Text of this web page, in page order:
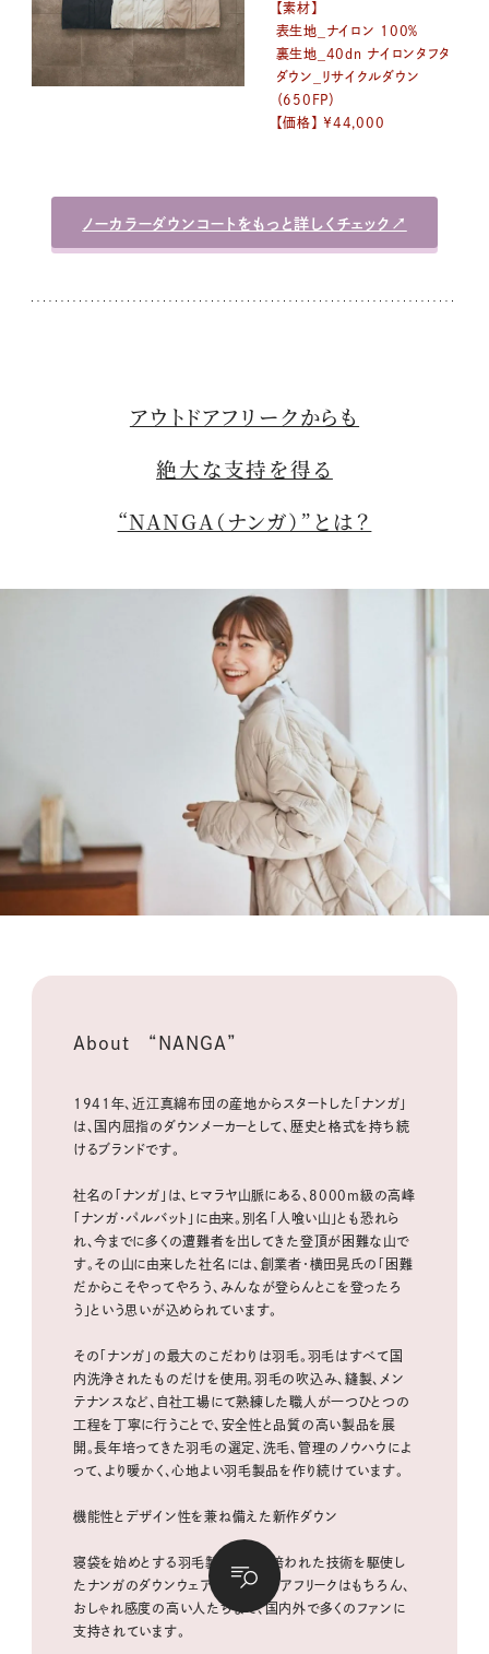
【素材】
表生地_ナイロン 100％
裏生地_40dn ナイロンタフタ
ダウン_リサイクルダウン
（650FP）
【価格】 ￥44,000
ノーカラーダウンコートをもっと詳しくチェック↗︎
アウトドアフリークからも
絶大な支持を得る
“NANGA（ナンガ）”とは？
About “NANGA”
1941年、近江真綿布団の産地からスタートした「ナンガ」
は、国内屈指のダウンメーカーとして、歴史と格式を持ち続
けるブランドです。
社名の「ナンガ」は、ヒマラヤ山脈にある、8000m級の高峰
「ナンガ・パルバット」に由来。別名「人喰い山」とも恐れら
れ、今までに多くの遭難者を出してきた登頂が困難な山で
す。その山に由来した社名には、創業者・横田晃氏の「困難
だからこそやってやろう、みんなが登らんとこを登ったろ
う」という思いが込められています。
その「ナンガ」の最大のこだわりは羽毛。羽毛はすべて国
内洗浄されたものだけを使用。羽毛の吹込み、縫製、メン
テナンスなど、自社工場にて熟練した職人が一つひとつの
工程を丁寧に行うことで、安全性と品質の高い製品を展
開。長年培ってきた羽毛の選定、洗毛、管理のノウハウによ
って、より暖かく、心地よい羽毛製品を作り続けています。
機能性とデザイン性を兼ね備えた新作ダウン
寝袋を始めとする羽毛製品作りで培われた技術を駆使し
たナンガのダウンウェアは、アウトドアフリークはもちろん、
おしゃれ感度の高い人たちまで、国内外で多くのファンに
支持されています。